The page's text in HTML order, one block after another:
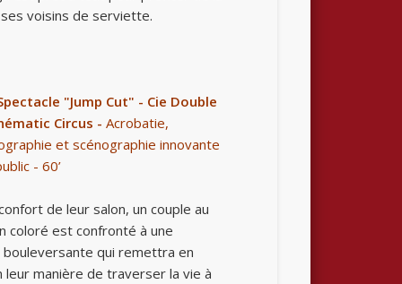
voisins de serviette.
"Jump Cut" - Cie Double
Circus - Acrobatie,
et scénographie innovante
- 60’
de leur salon, un couple au
coloré est confronté à une
bouleversante qui remettra en
leur manière de traverser la vie à